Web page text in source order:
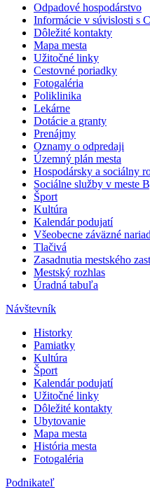
Odpadové hospodárstvo
Informácie v súvislosti s
Dôležité kontakty
Mapa mesta
Užitočné linky
Cestovné poriadky
Fotogaléria
Poliklinika
Lekárne
Dotácie a granty
Prenájmy
Oznamy o odpredaji
Územný plán mesta
Hospodársky a sociálny
Sociálne služby v meste
Šport
Kultúra
Kalendár podujatí
Všeobecne záväzné
Tlačivá
Zasadnutia mestského
Mestský rozhlas
Úradná tabuľa
Návštevník
Historky
Pamiatky
Kultúra
Šport
Kalendár podujatí
Užitočné linky
Dôležité kontakty
Ubytovanie
Mapa mesta
História mesta
Fotogaléria
Podnikateľ